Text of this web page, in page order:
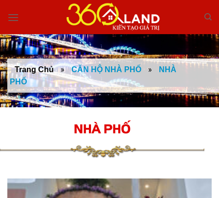
Trang Chủ » CĂN HỘ NHÀ PHỐ »
NHÀ
PHỐ
NHÀ PHỐ